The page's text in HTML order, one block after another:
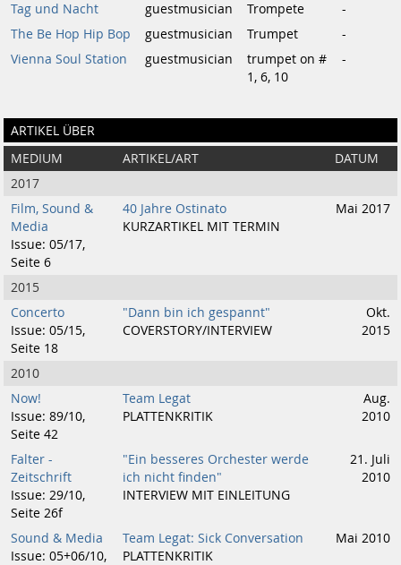
Tag und Nacht
guestmusician Trompete
-
The Be Hop Hip Bop
guestmusician Trumpet
-
Vienna Soul Station
guestmusician
trumpet on #
1, 6, 10
-
ARTIKEL ÜBER
MEDIUM ARTIKEL/ART
DATUM
2017
Film, Sound &
Media
Issue: 05/17,
Seite 6
40 Jahre Ostinato
KURZARTIKEL MIT TERMIN
Mai 2017
2015
Concerto
Issue: 05/15,
Seite 18
"Dann bin ich gespannt"
COVERSTORY/INTERVIEW
Okt.
2015
2010
Now!
Issue: 89/10,
Seite 42
Team Legat
PLATTENKRITIK
Aug.
2010
Falter -
Zeitschrift
Issue: 29/10,
Seite 26f
"Ein besseres Orchester werde
ich nicht finden"
INTERVIEW MIT EINLEITUNG
21. Juli
2010
Sound & Media
Issue: 05+06/10,
Team Legat: Sick Conversation
PLATTENKRITIK
Mai 2010